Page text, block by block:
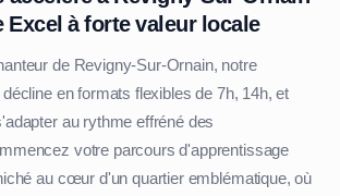
Excel à forte valeur locale
de Revigny-Sur-Ornain, notre
en formats flexibles de 7h, 14h, et
au rythme effréné des
votre parcours d'apprentissage
au cœur d'un quartier emblématique, où